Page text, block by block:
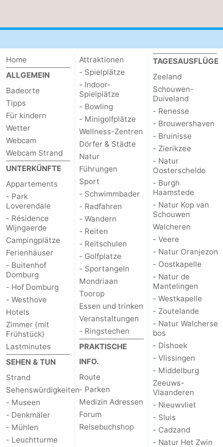
Zwin
Home
ALLGEMEIN
Badeorte
Tipps
Für kindern
Wetter
Webcam
Webcam Strand
UNTERKÜNFTE
Appartements
- Park
Loverendale
- Résidence
Wijngaerde
Campingplätze
Ferienhäuser
- Buitenhof
Domburg
- Hof Domburg
- Westhove
Hotels
Zimmer (mit
Frühstück)
Lastminutes
SEHEN & TUN
Strand
Sehenswürdigkeiten
- Museen
- Denkmäler
- Mühlen
- Leuchtturme
Attraktionen
- Spielplätze
- Indoor-
Spielplätze
- Bowling
- Minigolfplätze
Wellness-Zentren
Dörfer & Städte
Natur
Führungen
Sport
- Schwimmbader
- Radfahren
- Wandern
- Reiten
- Reitschulen
- Golfplatze
- Sportangeln
Mondriaan
Toorop
Essen und trinken
Veranstaltungen
- Ringstechen
PRAKTISCHE
INFO.
Route
- Parken
Medizin Adressen
Forum
Reisebuchshop
TAGESAUSFLÜGE
Zeeland
Schouwen-
Duiveland
- Renesse
- Brouwershaven
- Bruinisse
- Zierikzee
- Natur
Oosterschelde
- Burgh
Haamstede
- Natur Kop van
Schouwen
Walcheren
- Veere
- Natur Oranjezon
- Oostkapelle
- Natur de
Mantelingen
- Westkapelle
- Zoutelande
- Natur Walcherse
bos
- Dishoek
- Vlissingen
- Middelburg
Zeeuws-
Vlaanderen
- Nieuwvliet
- Sluis
- Cadzand
- Natur Het Zwin